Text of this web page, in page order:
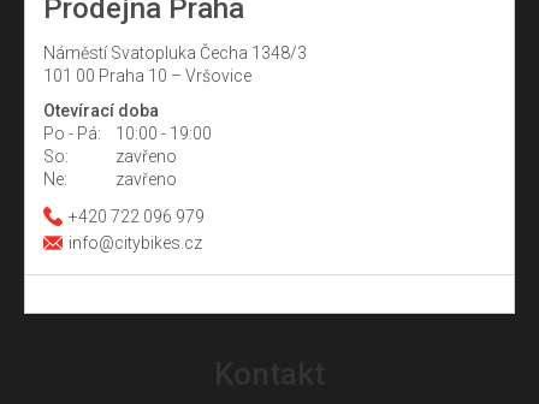
Prodejna Praha
Náměstí Svatopluka Čecha 1348/3
101 00 Praha 10 – Vršovice
Otevírací doba
Po - Pá:
10:00 - 19:00
So:
zavřeno
Ne:
zavřeno
+420 722 096 979
info@citybikes.cz